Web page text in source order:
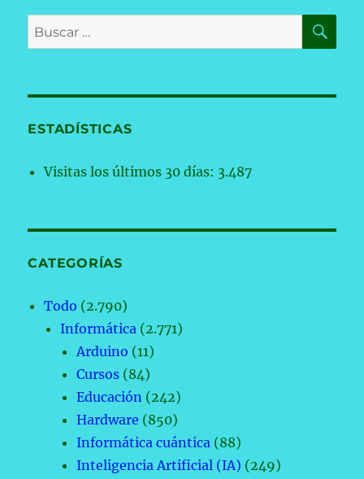
Buscar
por:
ESTADÍSTICAS
Visitas los últimos 30 días: 3.487
CATEGORÍAS
Todo (2.790)
Informática (2.771)
Arduino (11)
Cursos (84)
Educación (242)
Hardware (850)
Informática cuántica (88)
Inteligencia Artificial (IA) (249)